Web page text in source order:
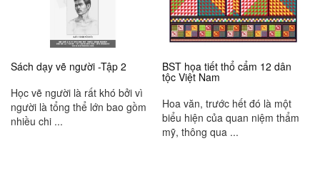
Sách dạy vẽ người -Tập 2
Học vẽ người là rất khó bởi vì
người là tổng thể lớn bao gồm
nhiều chi ...
BST họa tiết thổ cẩm 12 dân
tộc Việt Nam
Hoa văn, trước hết đó là một
biểu hiện của quan niệm thẩm
mỹ, thông qua ...